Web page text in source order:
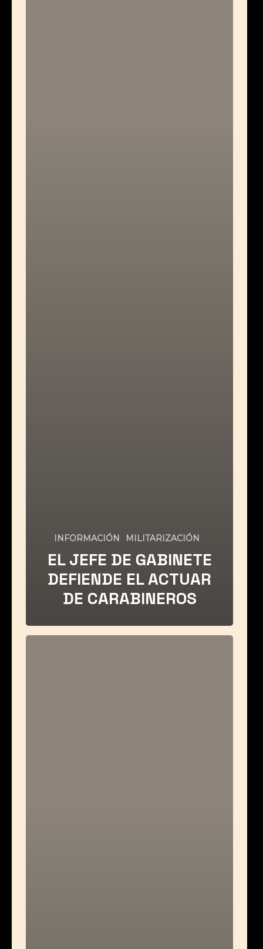
INFORMACIÓN MILITARIZACIÓN
EL JEFE DE GABINETE
DEFIENDE EL ACTUAR
DE CARABINEROS